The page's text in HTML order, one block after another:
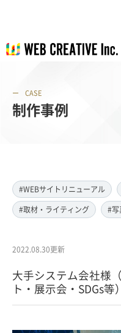
CASE
制作事例
#WEBサイトリニューアル
#取材・ライティング
#写
2022.08.30更新
大手システム会社様
ト・展示会・SDGs等）